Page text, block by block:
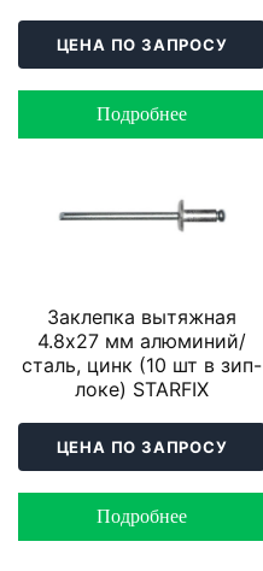
ЦЕНА ПО ЗАПРОСУ
Подробнее
Заклепка вытяжная
4.8х27 мм алюминий/
сталь, цинк (10 шт в зип-
локе) STARFIX
ЦЕНА ПО ЗАПРОСУ
Подробнее